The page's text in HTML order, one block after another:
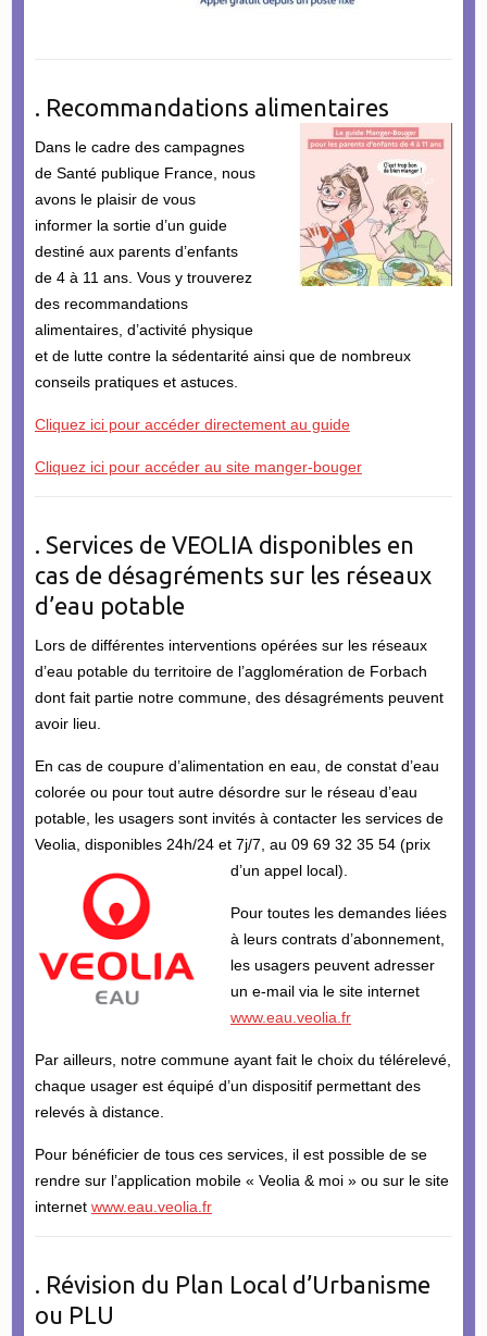
. Recommandations alimentaires
Dans le cadre des campagnes
de Santé publique France, nous
avons le plaisir de vous
informer la sortie d’un guide
destiné aux parents d’enfants
de 4 à 11 ans. Vous y trouverez
des recommandations
alimentaires, d’activité physique
et de lutte contre la sédentarité ainsi que de nombreux
conseils pratiques et astuces.
Cliquez ici pour accéder directement au guide
Cliquez ici pour accéder au site manger-bouger
. Services de VEOLIA disponibles en
cas de désagréments sur les réseaux
d’eau potable
Lors de différentes interventions opérées sur les réseaux
d’eau potable du territoire de l’agglomération de Forbach
dont fait partie notre commune, des désagréments peuvent
avoir lieu.
En cas de coupure d’alimentation en eau, de constat d’eau
colorée ou pour tout autre désordre sur le réseau d’eau
potable, les usagers sont invités à contacter les services de
Veolia, disponibles 24h/24 et 7j/7, au 09 69 32 35 54 (prix
d’un appel local).
Pour toutes les demandes liées
à leurs contrats d’abonnement,
les usagers peuvent adresser
un e-mail via le site internet
www.eau.veolia.fr
Par ailleurs, notre commune ayant fait le choix du télérelevé,
chaque usager est équipé d’un dispositif permettant des
relevés à distance.
Pour bénéficier de tous ces services, il est possible de se
rendre sur l’application mobile « Veolia & moi » ou sur le site
internet www.eau.veolia.fr
. Révision du Plan Local d’Urbanisme
ou PLU